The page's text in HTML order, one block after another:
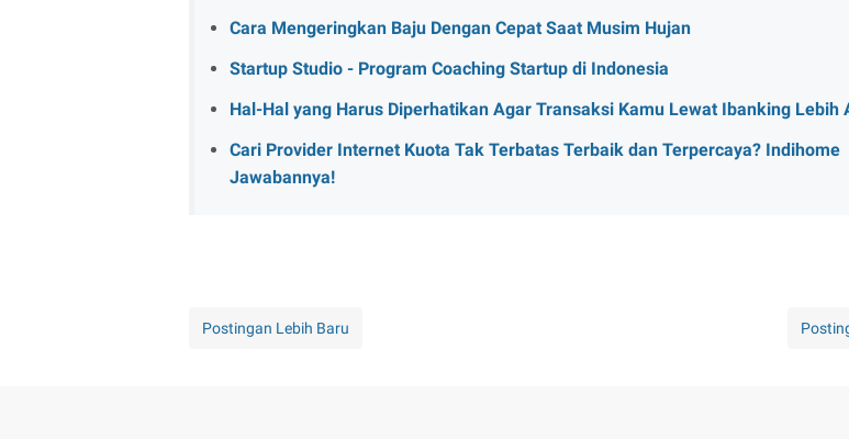
Cara Mengeringkan Baju Dengan Cepat Saat Musim Hujan
Startup Studio - Program Coaching Startup di Indonesia
Hal-Hal yang Harus Diperhatikan Agar Transaksi Kamu Lewat Ibanking Lebih
Cari Provider Internet Kuota Tak Terbatas Terbaik dan Terpercaya? Indihome
Jawabannya!
Postingan Lebih Baru